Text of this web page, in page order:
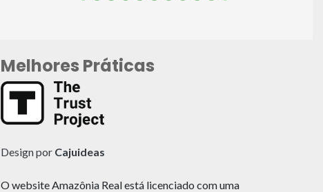
Melhores Práticas
Design por Cajuideas
O website Amazônia Real está licenciado com uma